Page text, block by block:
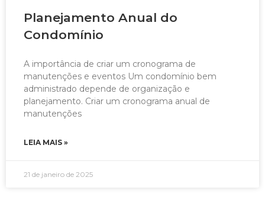
Planejamento Anual do
Condomínio
A importância de criar um cronograma de
manutenções e eventos Um condomínio bem
administrado depende de organização e
planejamento. Criar um cronograma anual de
manutenções
LEIA MAIS »
21 de janeiro de 2025